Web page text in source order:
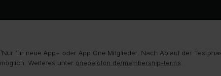
¹Nur für neue App+ oder App One Mitglieder. Nach Ablauf der
möglich. Weiteres unter onepeloton.de/membership-terms